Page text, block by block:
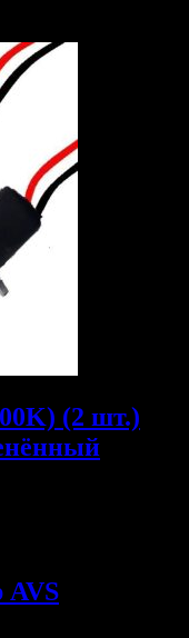
(2 шт.)
AVS